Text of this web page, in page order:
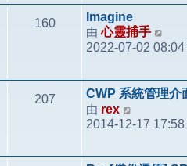
後
表
160
Imagine
由心靈捕手
視
後
發
表
2022-07-02 08:04
207
CWP 系統管理介
由 rex
視
後
2014-12-17 17:58